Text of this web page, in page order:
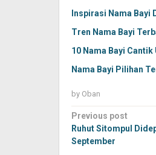
Inspirasi Nama Bayi
Tren Nama Bayi
10 Nama Bayi
Nama Bayi Pilihan
by Oban
Post
navigation
Previous post
Ruhut Sitompul
September